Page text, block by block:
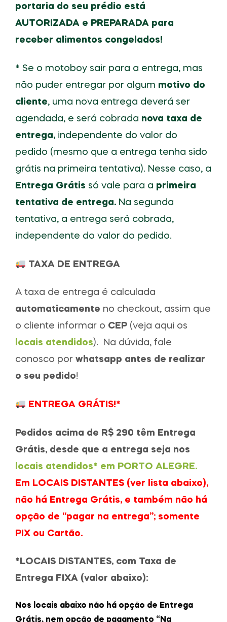
portaria do seu prédio está
AUTORIZADA e PREPARADA para
receber alimentos congelados!
* Se o motoboy sair para a entrega, mas
não puder entregar por algum motivo do
cliente, uma nova entrega deverá ser
agendada, e será cobrada nova taxa de
entrega, independente do valor do
pedido (mesmo que a entrega tenha sido
grátis na primeira tentativa). Nesse caso, a
Entrega Grátis só vale para a primeira
tentativa de entrega. Na segunda
tentativa, a entrega será cobrada,
independente do valor do pedido.
TAXA DE ENTREGA
A taxa de entrega é calculada
automaticamente no checkout, assim que
o cliente informar o CEP (veja aqui os
locais atendidos). Na dúvida, fale
conosco por whatsapp antes de realizar
o seu pedido!
ENTREGA GRÁTIS!*
Pedidos acima de R$ 290 têm Entrega
Grátis, desde que a entrega seja nos
locais atendidos* em PORTO ALEGRE.
Em LOCAIS DISTANTES (ver lista abaixo),
não há Entrega Grátis, e também não há
opção de “pagar na entrega”; somente
PIX ou Cartão.
*LOCAIS DISTANTES, com Taxa de
Entrega FIXA (valor abaixo):
Nos locais abaixo não há opção de Entrega
Grátis, nem opção de pagamento “Na